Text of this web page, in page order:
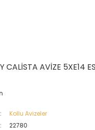
CALİSTA AVİZE 5XE14
Kollu Avizeler
22780